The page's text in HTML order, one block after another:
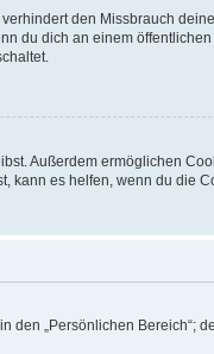
den Missbrauch
du dich an einem
Außerdem ermöglichen
kann es helfen, wenn du die
„Persönlichen Bereich“;